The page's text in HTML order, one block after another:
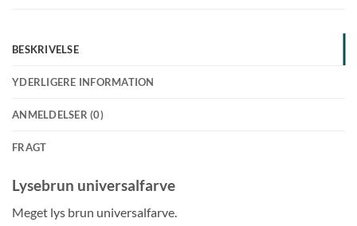
BESKRIVELSE
YDERLIGERE INFORMATION
ANMELDELSER (0)
FRAGT
Lysebrun universalfarve
Meget lys brun universalfarve.